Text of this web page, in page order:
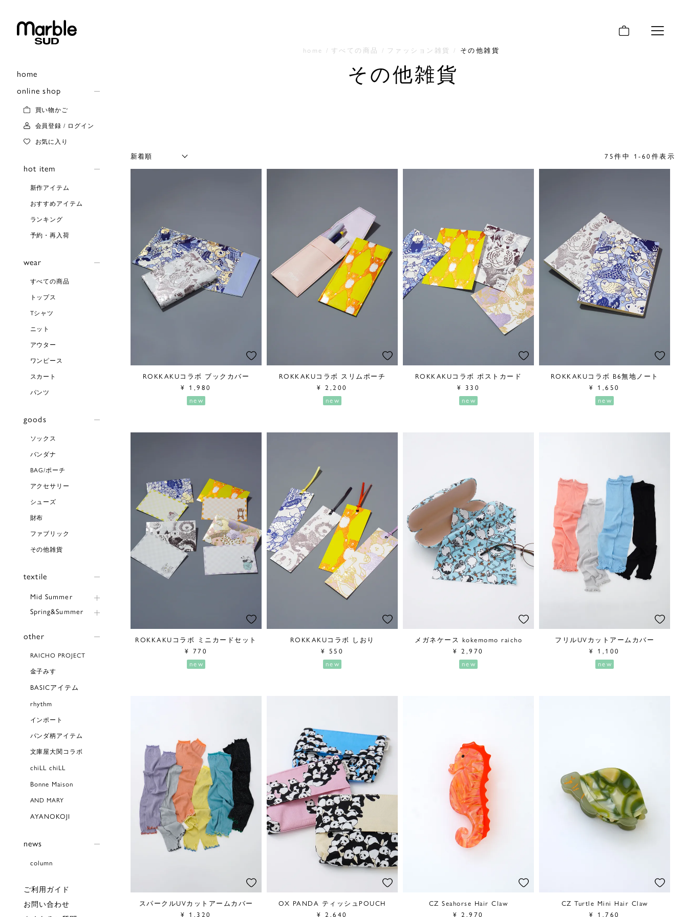
メニュー
home
online shop
買い物かご
会員登録 / ログイン
お気に入り
hot item
新作アイテム
おすすめアイテム
ランキング
予約・再入荷
wear
すべての商品
トップス
Tシャツ
ニット
アウター
ワンピース
スカート
パンツ
goods
ソックス
バンダナ
BAG/ポーチ
アクセサリー
シューズ
財布
ファブリック
その他雑貨
textile
Mid Summer
Spring&Summer
other
RAICHO PROJECT
金子みすゞ
BASICアイテム
rhythm
インポート
パンダ柄アイテム
文庫屋大関コラボ
chiLL chiLL
Bonne Maison
AND MARY
AYANOKOJI
news
column
ご利用ガイド
お問い合わせ
home すべての商品 ファッション雑貨 その他雑貨
その他雑貨
75件中 1 -60 件表示
ROKKAKUコラボ ブックカバー
¥ 1,980
new
ROKKAKUコラボ スリムポーチ
¥ 2,200
new
ROKKAKUコラボ ポストカード
¥ 330
new
ROKKAKUコラボ B6無地ノート
¥ 1,650
new
ROKKAKUコラボ ミニカードセット
¥ 770
new
ROKKAKUコラボ しおり
¥ 550
new
メガネケース kokemomo raicho
¥ 2,970
new
フリルUVカットアームカバー
¥ 1,100
new
スパークルUVカットアームカバー
¥ 1,320
OX PANDA ティッシュPOUCH
¥ 2,640
CZ Seahorse Hair Claw
¥ 2,970
CZ Turtle Mini Hair Claw
¥ 1,760